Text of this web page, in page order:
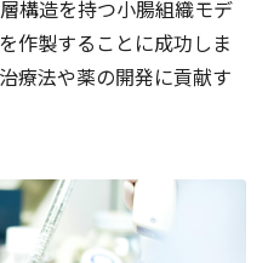
構造を持つ小腸組織モデ
作製することに成功しま
療法や薬の開発に貢献す